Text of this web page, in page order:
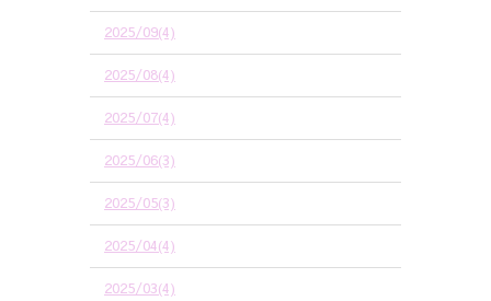
2025/09(4)
2025/08(4)
2025/07(4)
2025/06(3)
2025/05(3)
2025/04(4)
2025/03(4)